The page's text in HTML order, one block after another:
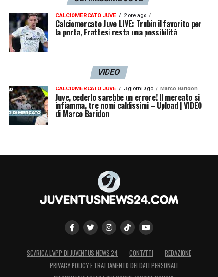
CALCIOMERCATO JUVE 2 ore ago
Calciomercato Juve LIVE: Trubin il favorito per
la porta, Frattesi resta una possibilità
VIDEO
CALCIOMERCATO JUVE 3 giorni ago Marco Baridon
Juve, cederlo sarebbe un errore! Il mercato si
infiamma, tre nomi caldissimi – Upload | VIDEO
di Marco Baridon
SCARICA L’APP DI JUVENTUS NEWS 24 CONTATTI
REDAZIONE
PRIVACY POLICY E TRATTAMENTO DEI DATI PERSONALI